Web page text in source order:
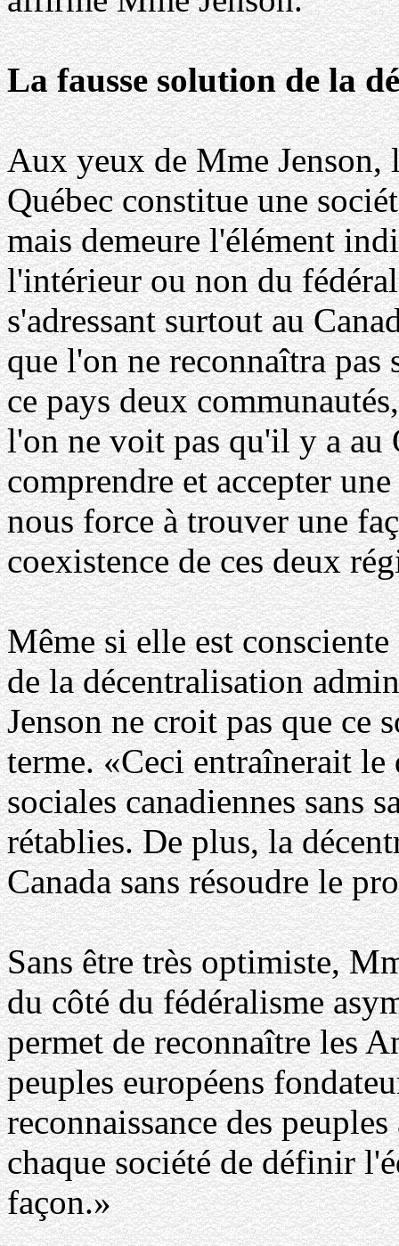
La fausse solution de la
Aux yeux de Mme Jenson,
Québec constitue une
mais demeure l'élément
l'intérieur ou non du
s'adressant surtout au
que l'on ne reconnaîtra
ce pays deux
l'on ne voit pas qu'il y a au
comprendre et accepter
nous force à trouver une
coexistence de ces deux
Même si elle est
de la décentralisation
Jenson ne croit pas que
terme. «Ceci entraînerait
sociales canadiennes sans
rétablies. De plus, la
Canada sans résoudre le
Sans être très optimiste,
du côté du fédéralisme
permet de reconnaître les
peuples européens
reconnaissance des
chaque société de définir
façon.»